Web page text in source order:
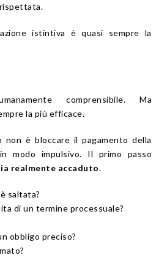
istintiva è quasi sempre la
comprensibile. Ma
la più efficace.
è bloccare il pagamento della
modo impulsivo. Il primo passo
realmente accaduto.
saltata?
di un termine processuale?
obbligo preciso?